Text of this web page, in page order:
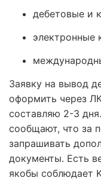
дебетовые и
электронные
Заявку на вывод
оформить через
составляю 2-3
сообщают, что за
запрашивать
документы. Есть
якобы соблюдает